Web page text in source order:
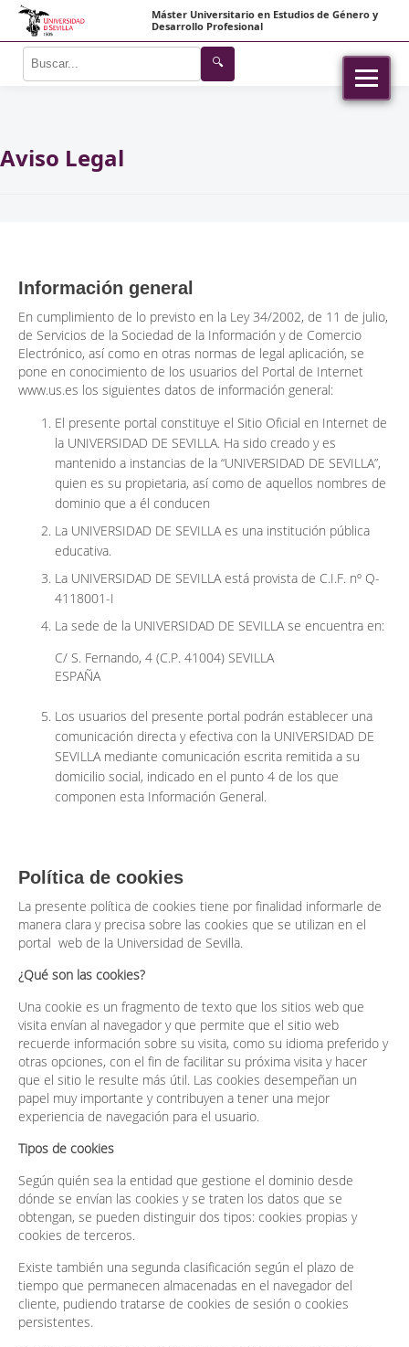
Máster Universitario en Estudios de Género y
Desarrollo Profesional
🔍
Aviso Legal
Información general
En cumplimiento de lo previsto en la Ley 34/2002, de 11 de julio,
de Servicios de la Sociedad de la Información y de Comercio
Electrónico, así como en otras normas de legal aplicación, se
pone en conocimiento de los usuarios del Portal de Internet
www.us.es los siguientes datos de información general:
El presente portal constituye el Sitio Oficial en Internet de
la UNIVERSIDAD DE SEVILLA. Ha sido creado y es
mantenido a instancias de la “UNIVERSIDAD DE SEVILLA”,
quien es su propietaria, así como de aquellos nombres de
dominio que a él conducen
La UNIVERSIDAD DE SEVILLA es una institución pública
educativa.
La UNIVERSIDAD DE SEVILLA está provista de C.I.F. nº Q-
4118001-I
La sede de la UNIVERSIDAD DE SEVILLA se encuentra en:
C/ S. Fernando, 4 (C.P. 41004) SEVILLA
ESPAÑA
Los usuarios del presente portal podrán establecer una
comunicación directa y efectiva con la UNIVERSIDAD DE
SEVILLA mediante comunicación escrita remitida a su
domicilio social, indicado en el punto 4 de los que
componen esta Información General.
Política de cookies
La presente política de cookies tiene por finalidad informarle de
manera clara y precisa sobre las cookies que se utilizan en el
portal web de la Universidad de Sevilla.
¿Qué son las cookies?
Una cookie es un fragmento de texto que los sitios web que
visita envían al navegador y que permite que el sitio web
recuerde información sobre su visita, como su idioma preferido y
otras opciones, con el fin de facilitar su próxima visita y hacer
que el sitio le resulte más útil. Las cookies desempeñan un
papel muy importante y contribuyen a tener una mejor
experiencia de navegación para el usuario.
Tipos de cookies
Según quién sea la entidad que gestione el dominio desde
dónde se envían las cookies y se traten los datos que se
obtengan, se pueden distinguir dos tipos: cookies propias y
cookies de terceros.
Existe también una segunda clasificación según el plazo de
tiempo que permanecen almacenadas en el navegador del
cliente, pudiendo tratarse de cookies de sesión o cookies
persistentes.